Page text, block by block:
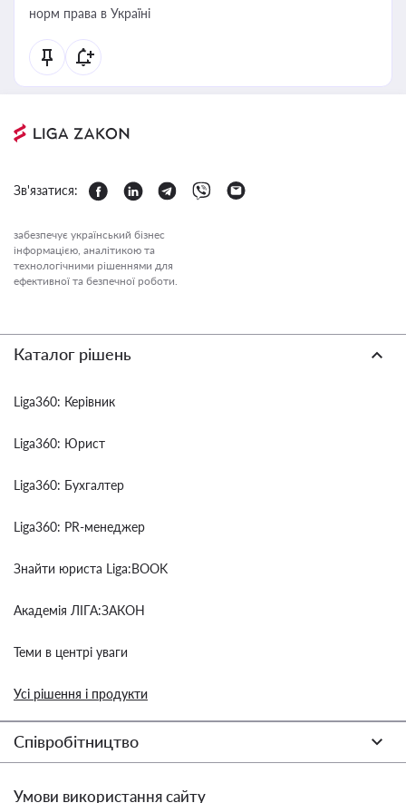
норм права в Україні
Зв'язатися:
забезпечує український бізнес
інформацією, аналітикою та
технологічними рішеннями для
ефективної та безпечної роботи.
Каталог рішень
Liga360: Керівник
Liga360: Юрист
Liga360: Бухгалтер
Liga360: PR-менеджер
Знайти юриста Liga:BOOK
Академія ЛІГА:ЗАКОН
Теми в центрі уваги
Усі рішення і продукти
Співробітництво
Умови використання сайту